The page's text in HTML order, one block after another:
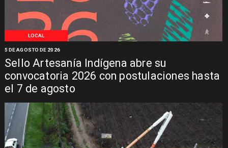
LOCAL
Sello Artesanía Indígena abre su
convocatoria 2026 con postulaciones hasta
el 7 de agosto
5 DE AGOSTO DE 2026